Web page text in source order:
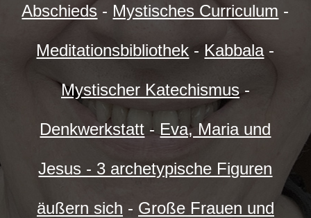
Abschieds - Mystisches Curriculum -
Meditationsbibliothek - Kabbala-
Mystischer Katechismus-
Denkwerkstatt - Eva, Maria und
Jesus - 3 archetypische Figuren
äußern sich - Große Frauen und